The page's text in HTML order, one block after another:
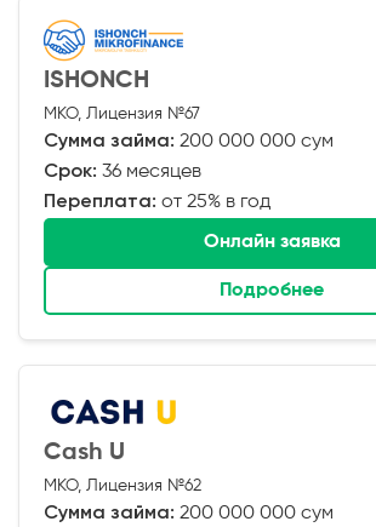
ISHONCH
МКО, Лицензия №67
Сумма займа: 200 000 000 сум
Срок: 36 месяцев
Переплата: от 25% в год
Онлайн заявка
Подробнее
Cash U
МКО, Лицензия №62
Сумма займа: 200 000 000 сум